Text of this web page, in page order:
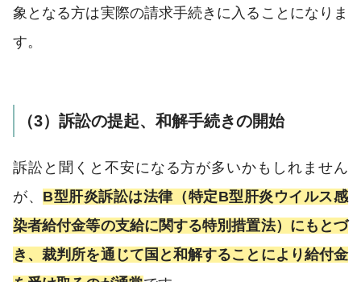
象となる方は実際の請求手続きに入ることになりま
す。
（3）訴訟の提起、和解手続きの開始
訴訟と聞くと不安になる方が多いかもしれません
が、 B型肝炎訴訟は法律（特定B型肝炎ウイルス感
染者給付金等の支給に関する特別措置法）にもとづ
き、裁判所を通じて国と和解することにより給付金